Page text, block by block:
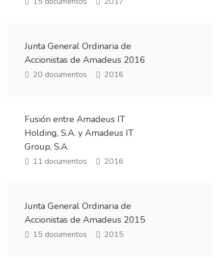
Junta General Ordinaria de
Accionistas de Amadeus 2016
20 documentos 2016
Fusión entre Amadeus IT
Holding, S.A. y Amadeus IT
Group, S.A.
11 documentos 2016
Junta General Ordinaria de
Accionistas de Amadeus 2015
15 documentos 2015